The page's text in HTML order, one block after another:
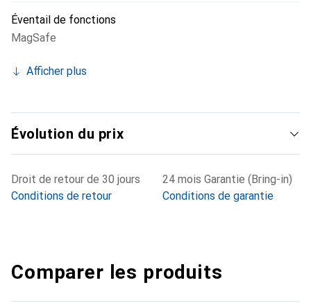
Éventail de fonctions
MagSafe
Afficher plus
Évolution du prix
Droit de retour de 30 jours
Conditions de retour
24 mois Garantie (Bring-in)
Conditions de garantie
Comparer les produits